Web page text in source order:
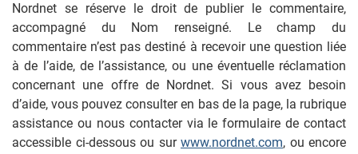
Nordnet se réserve le droit de publier le commentaire,
accompagné du Nom renseigné. Le champ du
commentaire n’est pas destiné à recevoir une question liée
à de l’aide, de l’assistance, ou une éventuelle réclamation
concernant une offre de Nordnet. Si vous avez besoin
d’aide, vous pouvez consulter en bas de la page, la rubrique
assistance ou nous contacter via le formulaire de contact
accessible ci-dessous ou sur www.nordnet.com, ou encore